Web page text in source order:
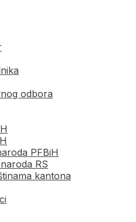
odbora
PFBiH
RS
kantona